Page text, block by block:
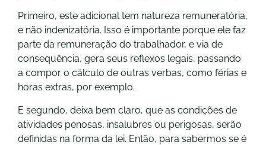
Primeiro, este adicional tem natureza remuneratória,
e não indenizatória. Isso é importante porque ele faz
parte da remuneração do trabalhador, e via de
consequência, gera seus reflexos legais, passando
a compor o cálculo de outras verbas, como férias e
horas extras, por exemplo.
E segundo, deixa bem claro, que as condições de
atividades penosas, insalubres ou perigosas, serão
definidas na forma da lei. Então, para sabermos se é